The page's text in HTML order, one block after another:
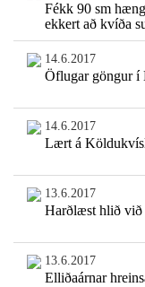
Fékk 90 sm
ekkert að kvíða
14.6.2017
Öflugar göngur í
14.6.2017
Lært á
13.6.2017
Harðlæst hlið við
13.6.2017
Elliðaárnar